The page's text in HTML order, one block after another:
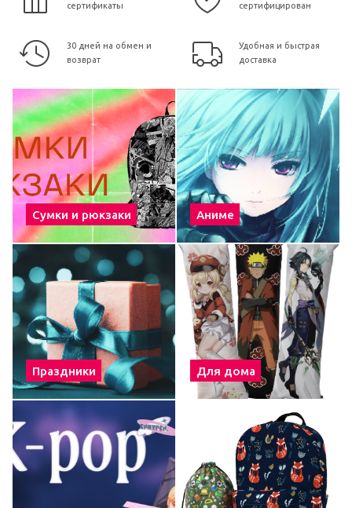
сертификаты
сертифицирован
30 дней на обмен и
возврат
Удобная и быстрая
доставка
Сумки и рюкзаки Аниме
Праздники Для дома